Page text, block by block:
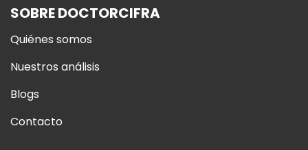
SOBRE DOCTORCIFRA
Quiénes somos
Nuestros análisis
Blogs
Contacto